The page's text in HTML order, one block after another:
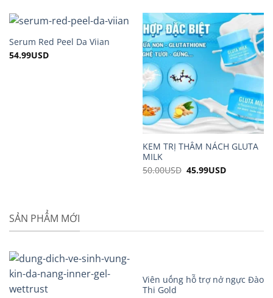
Serum Red Peel Da Viian
54.99USD
KEM TRỊ THÂM NÁCH GLUTA
MILK
50.00USD Original
45.99USDCurrent
SẢN PHẨM MỚI
Viên uống hỗ trợ nở ngực Đào
Thi Gold